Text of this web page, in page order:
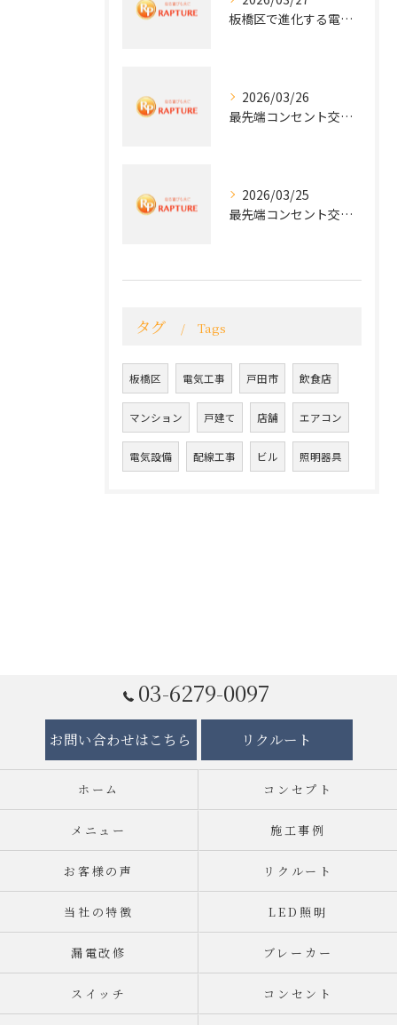
板橋区で進化する電気工事と最新コンセント交換技術
2026/03/26
最先端コンセント交換で快適な生活を実現する電気工事の技術
2026/03/25
最先端コンセント交換で実現する安全と快適な住環境
タグ Tags
板橋区 電気工事 戸田市 飲食店
マンション 戸建て 店舗 エアコン
電気設備 配線工事 ビル 照明器具
03-6279-0097
お問い合わせはこちら リクルート
ホーム コンセプト
メニュー 施工事例
お客様の声 リクルート
当社の特徴 LED照明
漏電改修 ブレーカー
スイッチ コンセント